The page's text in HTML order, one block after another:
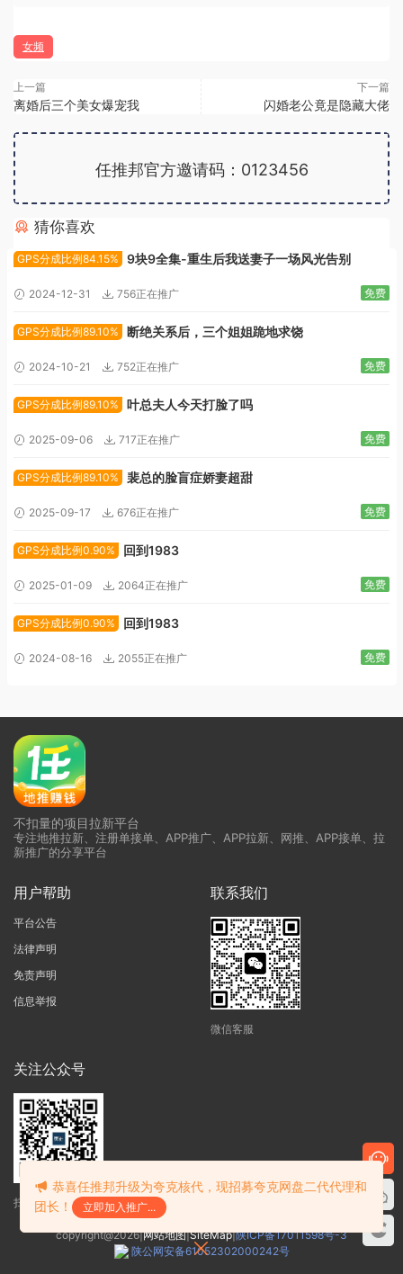
女频
上一篇
离婚后三个美女爆宠我
下一篇
闪婚老公竟是隐藏大佬
任推邦官方邀请码：0123456
猜你喜欢
GPS分成比例84.15% 9块9全集-重生后我送妻子一场风光告别
2024-12-31 756正在推广 免费
GPS分成比例89.10% 断绝关系后，三个姐姐跪地求饶
2024-10-21 752正在推广 免费
GPS分成比例89.10% 叶总夫人今天打脸了吗
2025-09-06 717正在推广 免费
GPS分成比例89.10% 裴总的脸盲症娇妻超甜
2025-09-17 676正在推广 免费
GPS分成比例0.90% 回到1983
2025-01-09 2064正在推广 免费
GPS分成比例0.90% 回到1983
2024-08-16 2055正在推广 免费
不扣量的项目拉新平台
专注地推拉新、注册单接单、APP推广、APP拉新、网推、APP接单、拉
新推广的分享平台
用户帮助
平台公告
法律声明
免责声明
信息举报
联系我们
微信客服
关注公众号
扫码获得最新资讯
copyright@2026|网站地图|SiteMap|陕ICP备17011598号-3
陕公网安备61052302000242号
恭喜任推邦升级为夸克核代，现招募夸克网盘二代代理和
团长！
立即加入推广...